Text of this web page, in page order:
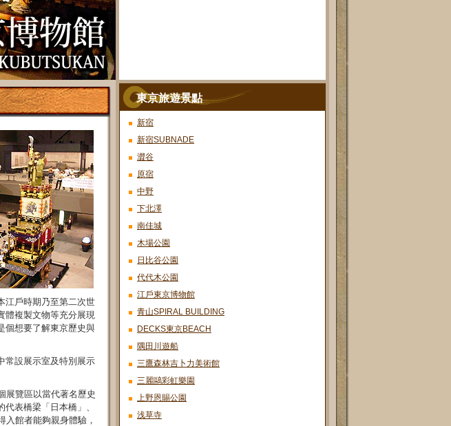
江戶時期乃至第二次世
體複製文物等充分展現
個想要了解東京歷史與
常設展示室及特別展示
展覽區以當代著名歷史
表橋梁「日本橋」、
館者能夠親身體驗，
東京旅遊景點
新宿
新宿SUBNADE
澀谷
原宿
中野
下北澤
南佳城
木場公園
日比谷公園
代代木公園
江戶東京博物館
青山SPIRAL BUILDING
DECKS東京BEACH
隅田川遊船
三鷹森林吉卜力美術館
三麗鷗彩虹樂園
上野恩賜公園
浅草寺